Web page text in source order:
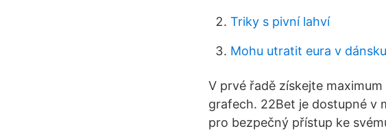
Triky s pivní lahví
Mohu utratit eura v dánsku
V prvé řadě získejte
grafech. 22Bet je dostupné v
pro bezpečný přístup ke